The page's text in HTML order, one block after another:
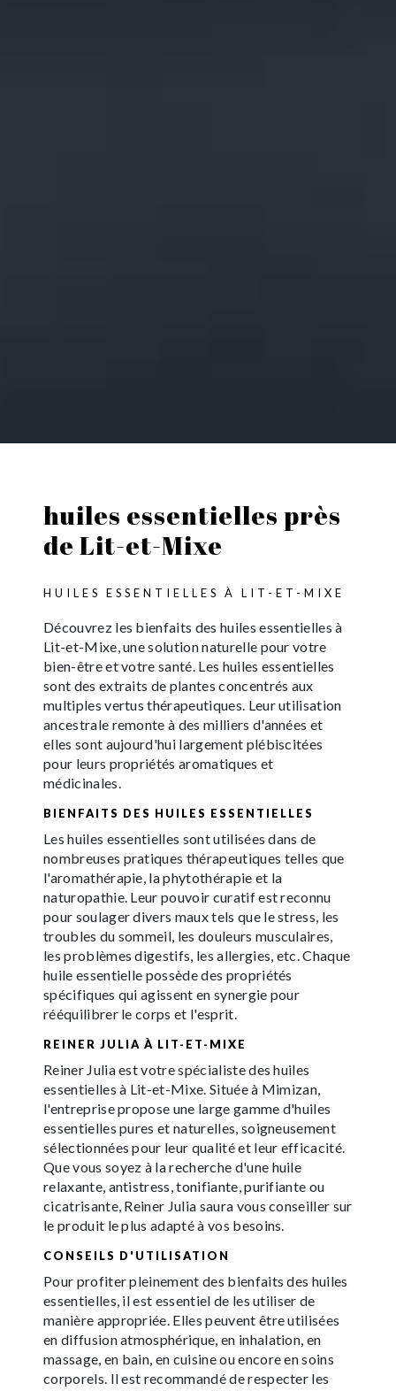
huiles essentielles près
de Lit-et-Mixe
HUILES ESSENTIELLES À LIT-ET-MIXE
Découvrez les bienfaits des huiles essentielles à
Lit-et-Mixe, une solution naturelle pour votre
bien-être et votre santé. Les huiles essentielles
sont des extraits de plantes concentrés aux
multiples vertus thérapeutiques. Leur utilisation
ancestrale remonte à des milliers d'années et
elles sont aujourd'hui largement plébiscitées
pour leurs propriétés aromatiques et
médicinales.
BIENFAITS DES HUILES ESSENTIELLES
Les huiles essentielles sont utilisées dans de
nombreuses pratiques thérapeutiques telles que
l'aromathérapie, la phytothérapie et la
naturopathie. Leur pouvoir curatif est reconnu
pour soulager divers maux tels que le stress, les
troubles du sommeil, les douleurs musculaires,
les problèmes digestifs, les allergies, etc. Chaque
huile essentielle possède des propriétés
spécifiques qui agissent en synergie pour
rééquilibrer le corps et l'esprit.
REINER JULIA À LIT-ET-MIXE
Reiner Julia est votre spécialiste des huiles
essentielles à Lit-et-Mixe. Située à Mimizan,
l'entreprise propose une large gamme d'huiles
essentielles pures et naturelles, soigneusement
sélectionnées pour leur qualité et leur efficacité.
Que vous soyez à la recherche d'une huile
relaxante, antistress, tonifiante, purifiante ou
cicatrisante, Reiner Julia saura vous conseiller sur
le produit le plus adapté à vos besoins.
CONSEILS D'UTILISATION
Pour profiter pleinement des bienfaits des huiles
essentielles, il est essentiel de les utiliser de
manière appropriée. Elles peuvent être utilisées
en diffusion atmosphérique, en inhalation, en
massage, en bain, en cuisine ou encore en soins
corporels. Il est recommandé de respecter les